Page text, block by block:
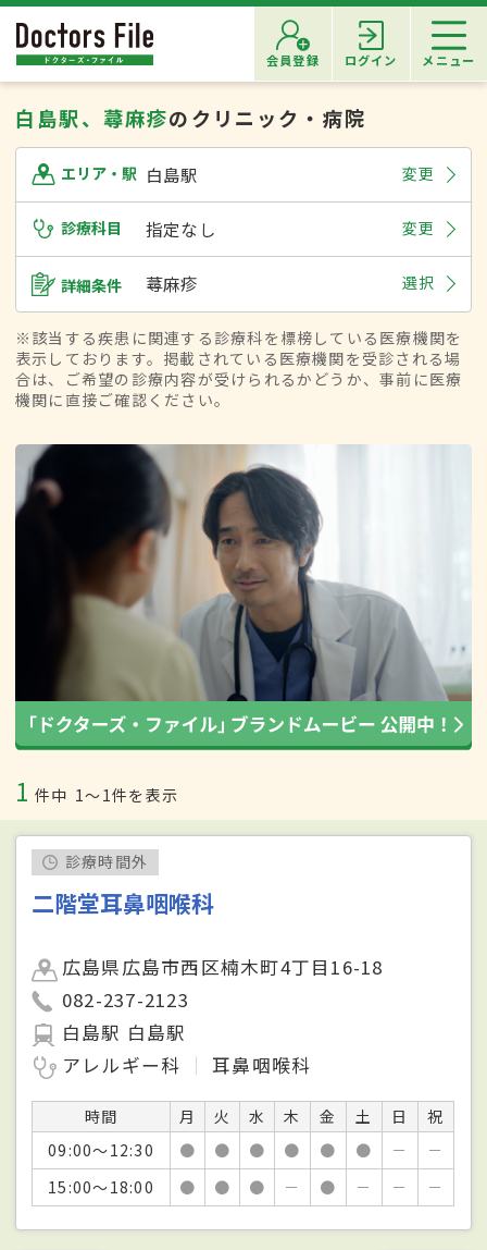
会員登録 ログイン メニュー
白島駅、蕁麻疹のクリニック・病院
エリア・駅 白島駅 変更
診療科目 指定なし 変更
詳細条件 蕁麻疹 選択
※該当する疾患に関連する診療科を標榜している医療機関を
表示しております。掲載されている医療機関を受診される場
合は、ご希望の診療内容が受けられるかどうか、事前に医療
機関に直接ご確認ください。
1 件中 1〜1件を表示
診療時間外
二階堂耳鼻咽喉科
広島県広島市西区楠木町4丁目16-18
082-237-2123
白島駅 白島駅
アレルギー科
耳鼻咽喉科
時間 月 火 水 木 金 土 日
祝
09:00～12:30
● ● ● ● ● ● －
－
15:00～18:00
● ● ● － ● － － －